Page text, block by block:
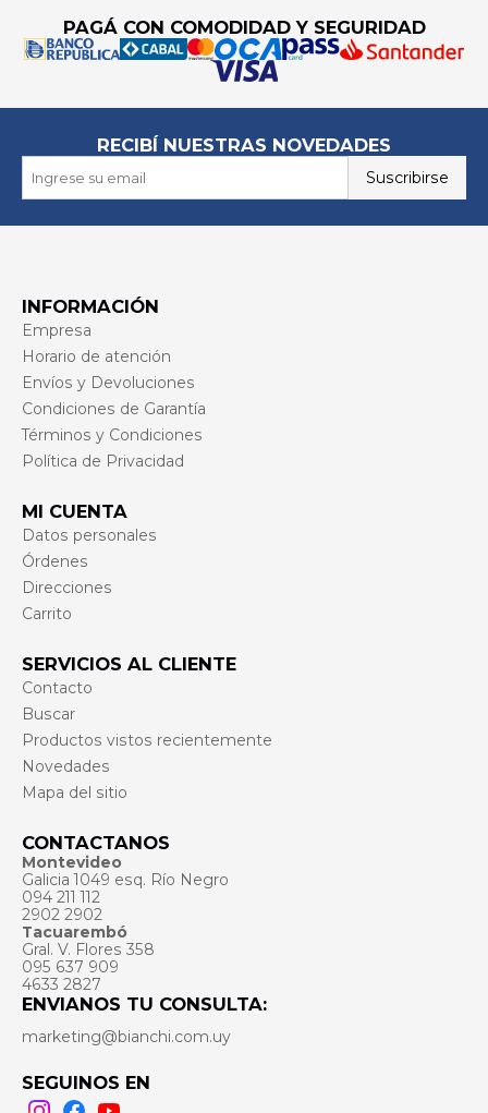
PAGÁ CON COMODIDAD Y SEGURIDAD
RECIBÍ NUESTRAS NOVEDADES
Suscribirse
INFORMACIÓN
Empresa
Horario de atención
Envíos y Devoluciones
Condiciones de Garantía
Términos y Condiciones
Política de Privacidad
MI CUENTA
Datos personales
Órdenes
Direcciones
Carrito
SERVICIOS AL CLIENTE
Contacto
Buscar
Productos vistos recientemente
Novedades
Mapa del sitio
CONTACTANOS
Montevideo
Galicia 1049 esq. Río Negro
094 211 112
2902 2902
Tacuarembó
Gral. V. Flores 358
095 637 909
4633 2827
ENVIANOS TU CONSULTA:
marketing@bianchi.com.uy
SEGUINOS EN